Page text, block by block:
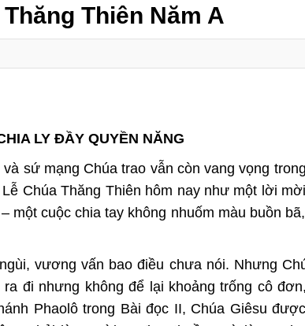
Thiên Năm A
LY ĐẦY QUYỀN NĂNG
sứ mạng Chúa trao vẫn còn vang vọng
Chúa Thăng Thiên hôm nay như một lời
cuộc chia tay không nhuốm màu buồn
vương vấn bao điều chưa nói. Nhưng
đi nhưng không để lại khoảng trống cô
Phaolô trong Bài đọc II, Chúa Giêsu